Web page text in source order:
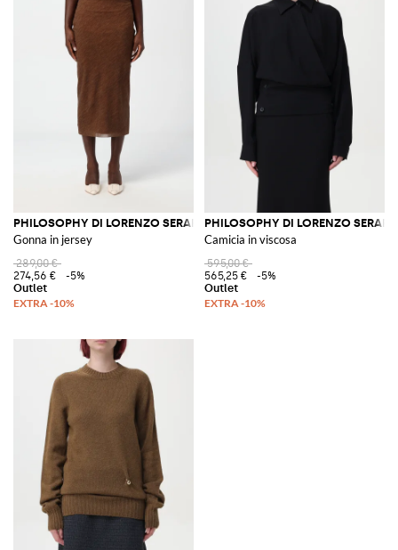
PHILOSOPHY DI LORENZO SERAFINI
Gonna in jersey
289,00 €
274,56 €
-5%
PHILOSOPHY DI LORENZO
Camicia in viscosa
595,00 €
565,25 €
-5%